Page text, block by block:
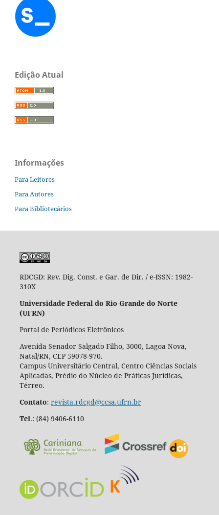
Edição Atual
Informações
Para Leitores
Para Autores
Para Bibliotecários
RDCGD: Rev. Dig. Const. e Gar. de Dir. / e-ISSN: 1982-
310X
Universidade Federal do Rio Grande do Norte
(UFRN)
Portal de Periódicos Eletrônicos
Avenida Senador Salgado Filho, 3000, Lagoa Nova,
Natal/RN, CEP 59078-970.
Campus Universitário Central, Centro Ciências Sociais
Aplicadas, Prédio do Núcleo de Práticas Jurídicas,
Térreo.
Contato: revista.rdcgd@ccsa.ufrn.br
Tel.: (84) 9406-6110